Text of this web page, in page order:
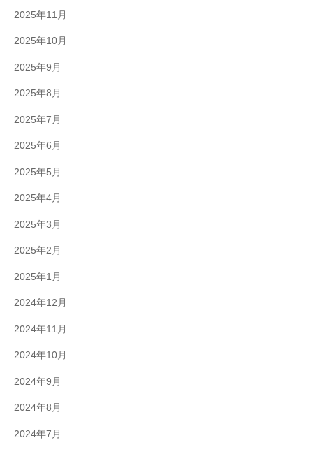
2025年11月
2025年10月
2025年9月
2025年8月
2025年7月
2025年6月
2025年5月
2025年4月
2025年3月
2025年2月
2025年1月
2024年12月
2024年11月
2024年10月
2024年9月
2024年8月
2024年7月